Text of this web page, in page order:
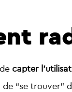
capter
“se trouver”